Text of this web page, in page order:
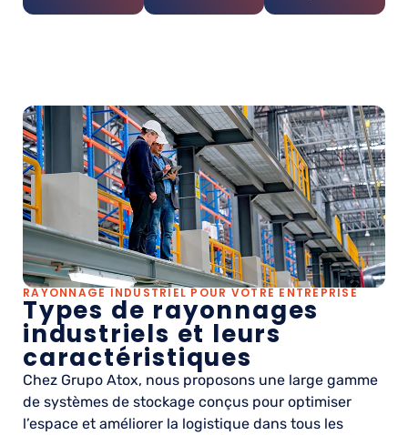
RAYONNAGE INDUSTRIEL POUR VOTRE ENTREPRISE
Types de rayonnages
industriels et leurs
caractéristiques
Chez Grupo Atox, nous proposons une large gamme
de systèmes de stockage conçus pour optimiser
l’espace et améliorer la logistique dans tous les